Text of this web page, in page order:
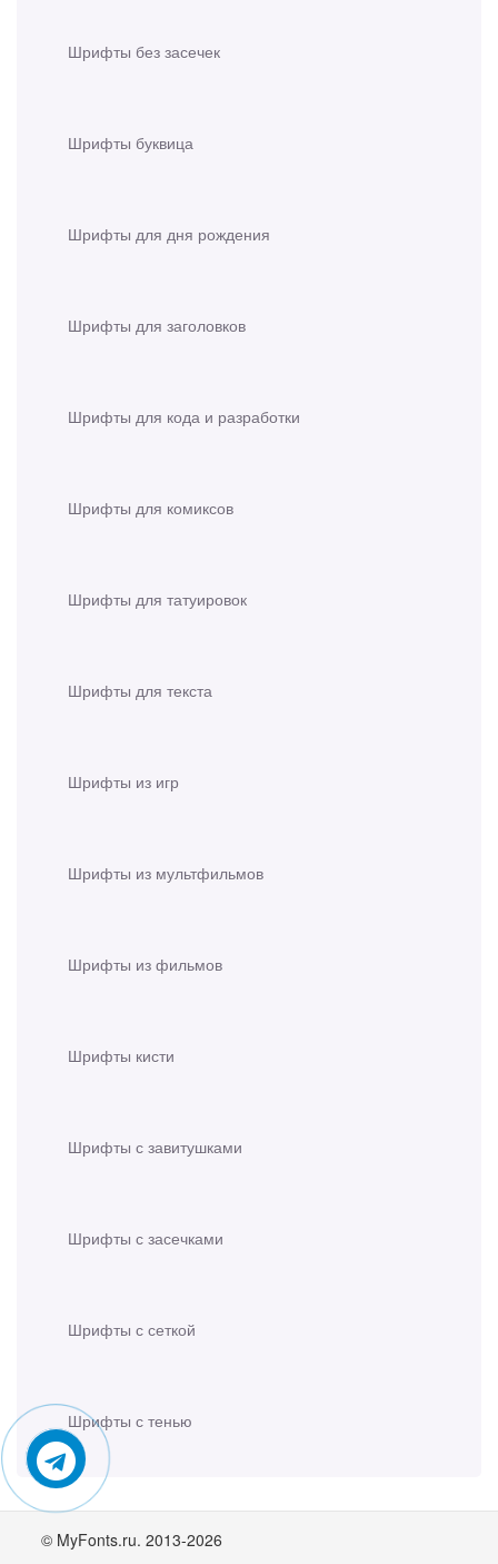
Шрифты без засечек
Шрифты буквица
Шрифты для дня рождения
Шрифты для заголовков
Шрифты для кода и разработки
Шрифты для комиксов
Шрифты для татуировок
Шрифты для текста
Шрифты из игр
Шрифты из мультфильмов
Шрифты из фильмов
Шрифты кисти
Шрифты с завитушками
Шрифты с засечками
Шрифты с сеткой
Шрифты с тенью
© MyFonts.ru. 2013-2026